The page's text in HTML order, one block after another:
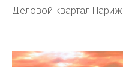
Деловой квартал